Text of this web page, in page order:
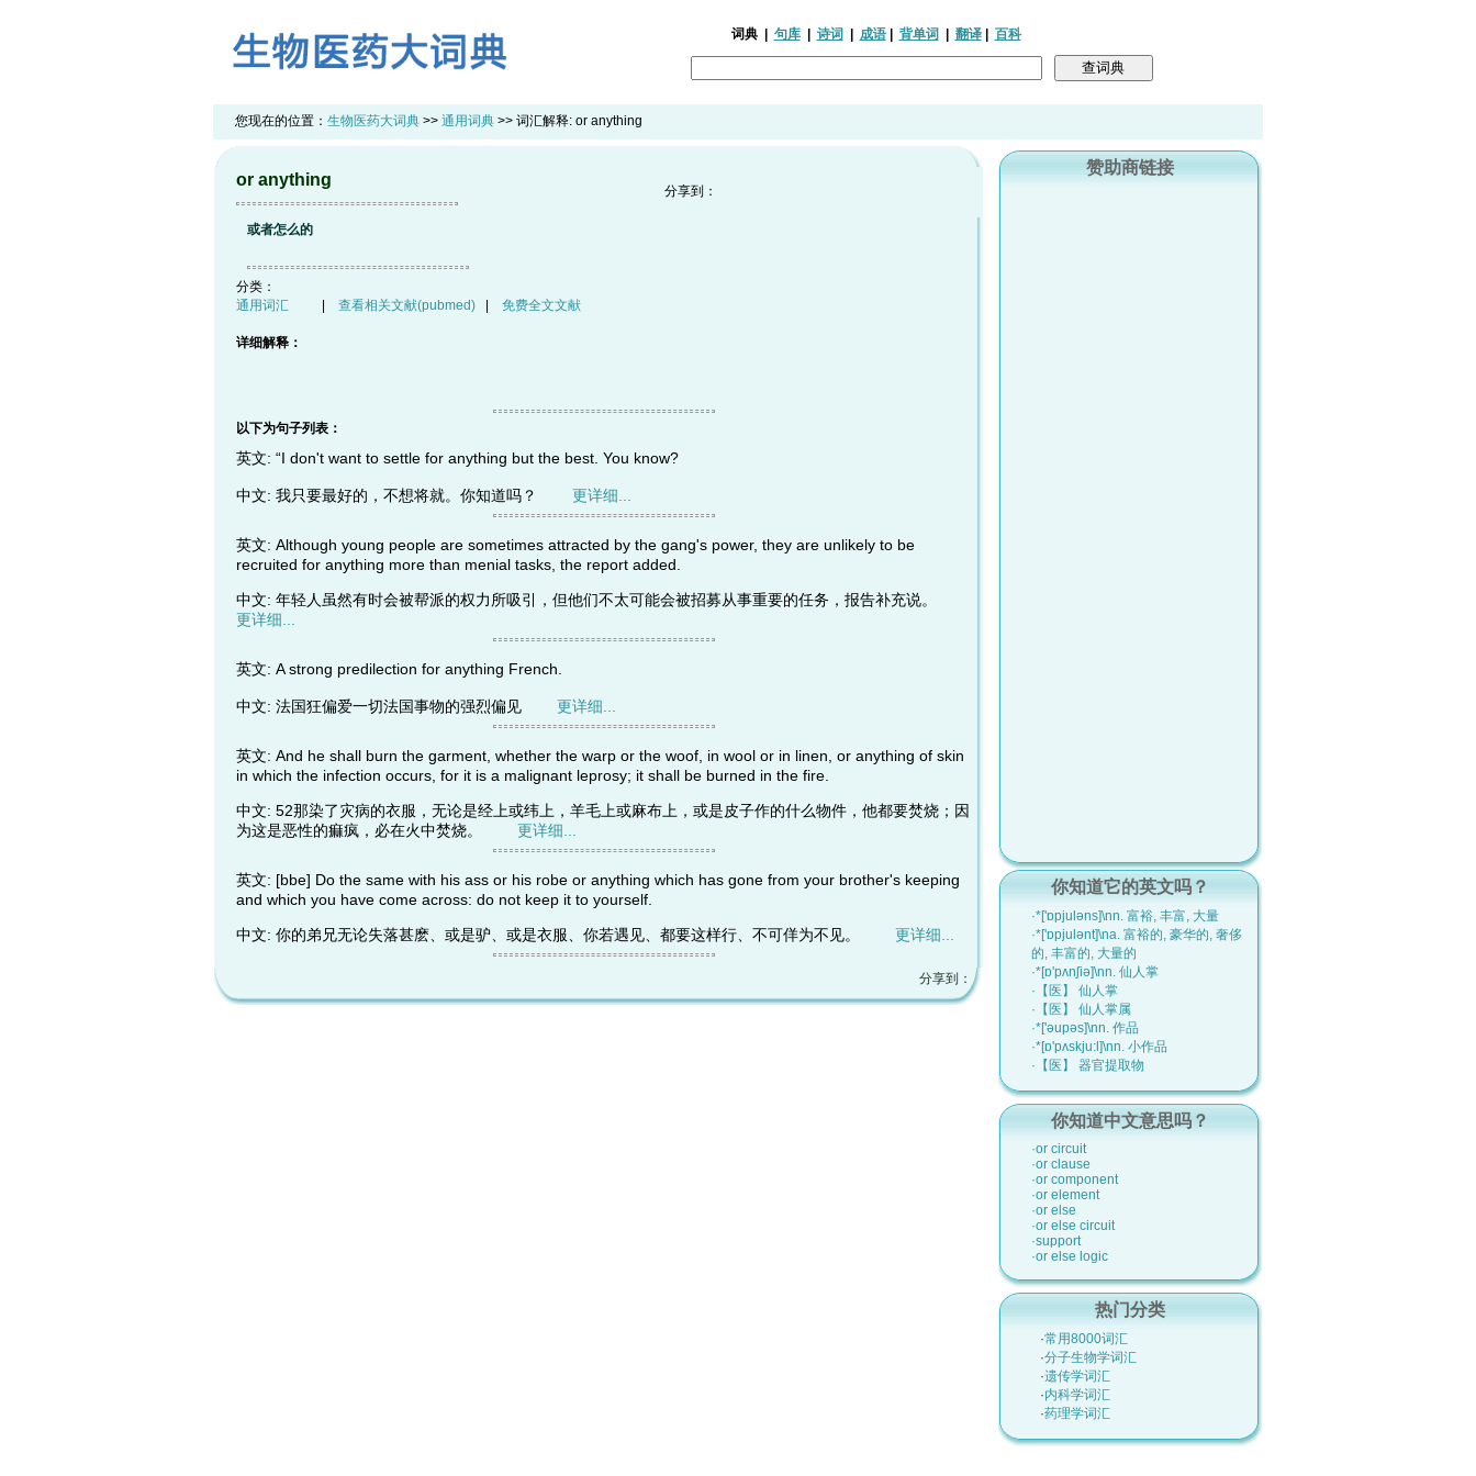
词典| 句库| 诗词 成语| 背单词 翻译| 百科
您现在的位置： 生物医药大词典 >> 通用词典 >> 词汇解释: or anything
or anything
分享到：
或者怎么的
分类：
通用词汇
查看相关文献(pubmed) 免费全文文献
详细解释：
以下为句子列表：
英文: “I don't want to settle for anything but the best. You know?
中文: 我只要最好的，不想将就。你知道吗？ 更详细...
英文: Although young people are sometimes attracted by the gang's power, they are unlikely to be
recruited for anything more than menial tasks, the report added.
中文: 年轻人虽然有时会被帮派的权力所吸引，但他们不太可能会被招募从事重要的任务，报告补充说。
更详细...
英文: A strong predilection for anything French.
中文: 法国狂偏爱一切法国事物的强烈偏见 更详细...
英文: And he shall burn the garment, whether the warp or the woof, in wool or in linen, or anything of skin
in which the infection occurs, for it is a malignant leprosy; it shall be burned in the fire.
中文: 52那染了灾病的衣服，无论是经上或纬上，羊毛上或麻布上，或是皮子作的什么物件，他都要焚烧；因
为这是恶性的痲疯，必在火中焚烧。
更详细...
英文: [bbe] Do the same with his ass or his robe or anything which has gone from your brother's keeping
and which you have come across: do not keep it to yourself.
中文: 你的弟兄无论失落甚麽、或是驴、或是衣服、你若遇见、都要这样行、不可佯为不见。
更详细...
分享到：
赞助商链接
你知道它的英文吗？
·*['ɒpjulәns]\nn. 富裕, 丰富, 大量
·*['ɒpjulәnt]\na. 富裕的, 豪华的, 奢侈
的, 丰富的, 大量的
·*[ɒ'pʌnʃiә]\nn. 仙人掌
·【医】 仙人掌
·【医】 仙人掌属
·*['әupәs]\nn. 作品
·*[ɒ'pʌskju:l]\nn. 小作品
·【医】 器官提取物
你知道中文意思吗？
·or circuit
·or clause
·or component
·or element
·or else
·or else circuit
·support
·or else logic
热门分类
·常用8000词汇
·分子生物学词汇
·遗传学词汇
·内科学词汇
·药理学词汇